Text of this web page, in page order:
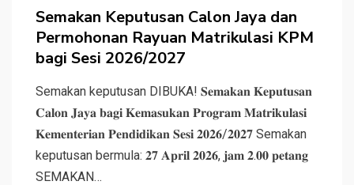
Semakan Keputusan Calon Jaya dan
Permohonan Rayuan Matrikulasi KPM
bagi Sesi 2026/2027
Semakan keputusan DIBUKA! 𝐒𝐞𝐦𝐚𝐤𝐚𝐧 𝐊𝐞𝐩𝐮𝐭𝐮𝐬𝐚𝐧
𝐂𝐚𝐥𝐨𝐧 𝐉𝐚𝐲𝐚 𝐛𝐚𝐠𝐢 𝐊𝐞𝐦𝐚𝐬𝐮𝐤𝐚𝐧 𝐏𝐫𝐨𝐠𝐫𝐚𝐦 𝐌𝐚𝐭𝐫𝐢𝐤𝐮𝐥𝐚𝐬𝐢
𝐊𝐞𝐦𝐞𝐧𝐭𝐞𝐫𝐢𝐚𝐧 𝐏𝐞𝐧𝐝𝐢𝐝𝐢𝐤𝐚𝐧 𝐒𝐞𝐬𝐢 𝟐𝟎𝟐𝟔/𝟐𝟎𝟐𝟕 Semakan
keputusan bermula: 𝟐𝟕 𝐀𝐩𝐫𝐢𝐥 𝟐𝟎𝟐𝟔, 𝐣𝐚𝐦 𝟐.𝟎𝟎 𝐩𝐞𝐭𝐚𝐧𝐠
SEMAKAN…